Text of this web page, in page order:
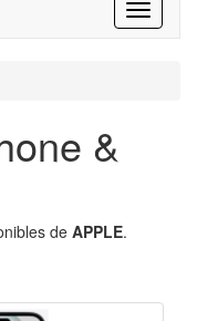
&
de APPLE.